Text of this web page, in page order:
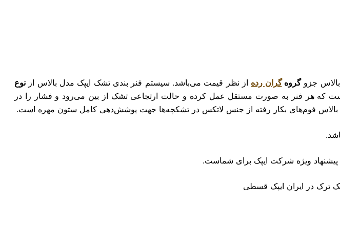
جزوگروهگران رده از نظر قیمت می‌باشد. سیستم فنر بندی تشک ایپک مدل بالاس از نوع
که هر فنر به صورت مستقل عمل کرده و حالت ارتجاعی تشک از بین می‌رود و فشار را در
بالاس فوم‌های بکار رفته از جنس لاتکس در تشکچه‌ها جهت پوشش‌دهی کامل ستون مهره است.
پیشنهاد ویژه شرکت ایپک برای شماست.